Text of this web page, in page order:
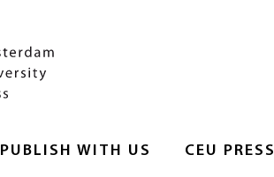
PUBLISH WITH US CEU PRESS